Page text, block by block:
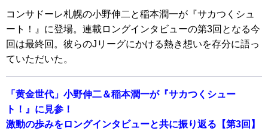
コンサドーレ札幌の小野伸二と稲本潤一が『サカつくシュ
ート！』に登場。連載ロングインタビューの第3回となる今
回は最終回。彼らのJリーグにかける熱き想いを存分に語っ
ていただいた。
「黄金世代」小野伸二＆稲本潤一が『サカつくシュー
ト！』に見参！
激動の歩みをロングインタビューと共に振り返る【第3回】